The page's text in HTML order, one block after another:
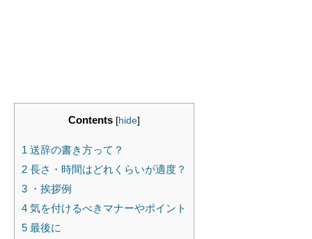
Contents [hide]
1 送辞の書き方って？
2 長さ・時間はどれくらいが適度？
3 ・挨拶例
4 気を付けるべきマナーやポイント
5 最後に